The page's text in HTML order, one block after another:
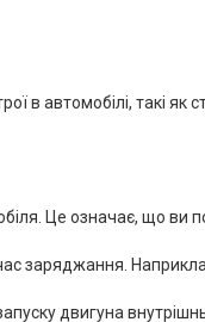
в автомобілі, такі як
Це означає, що ви
заряджання.
двигуна